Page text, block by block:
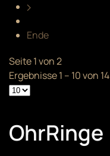
Ende
Seite 1 von 2
Ergebnisse 1 – 10 von 14
OhrRinge